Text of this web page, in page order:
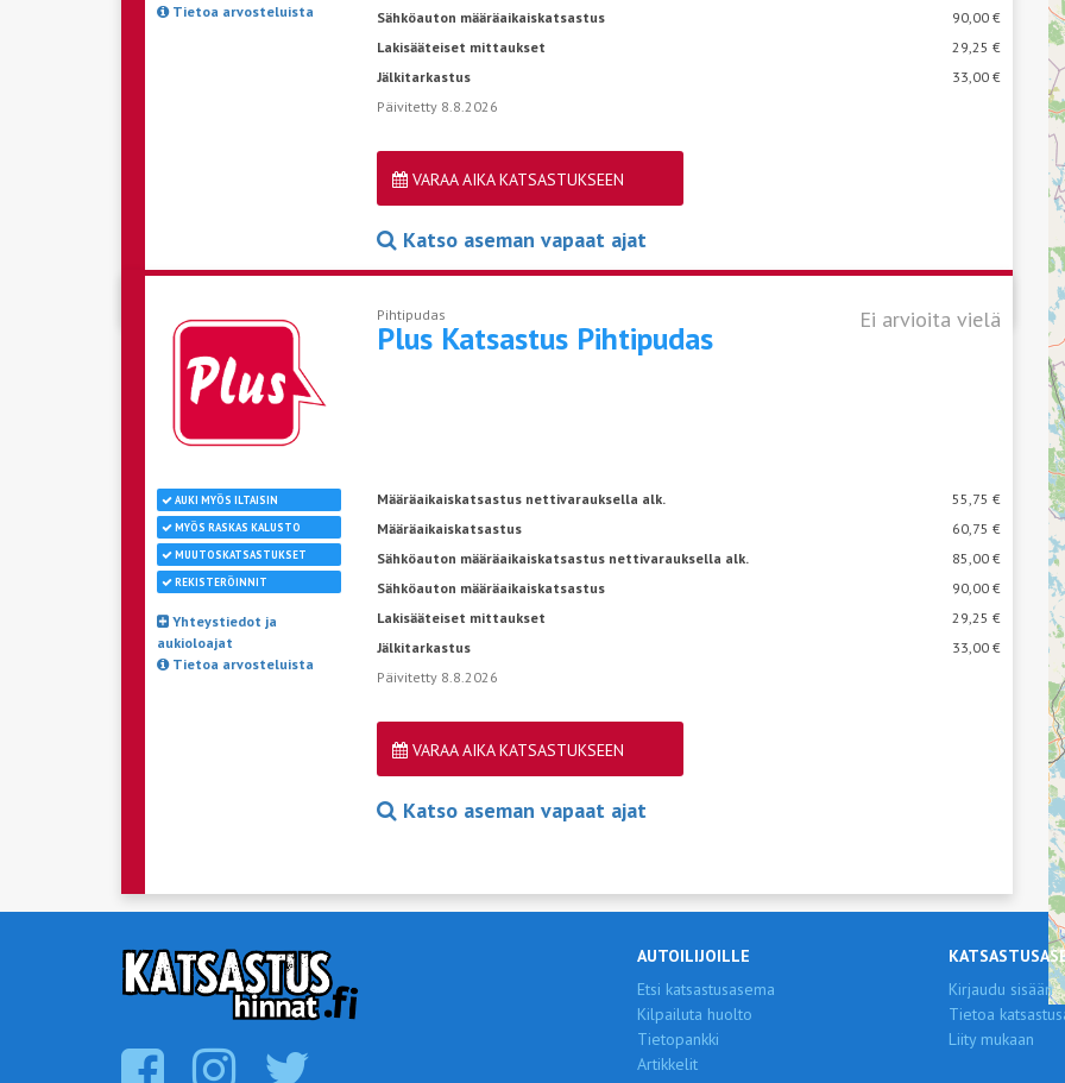
Tietoa arvosteluista
Sähköauton määräaikaiskatsastus
90,00 €
Lakisääteiset mittaukset
29,25 €
Jälkitarkastus
33,00 €
Päivitetty 8.8.2026
VARAA AIKA KATSASTUKSEEN
Katso aseman vapaat ajat
Pihtipudas
Plus Katsastus Pihtipudas Ei arvioita vielä
AUKI MYÖS ILTAISIN
MYÖS RASKAS KALUSTO
MUUTOSKATSASTUKSET
REKISTERÖINNIT
Yhteystiedot ja
aukioloajat
Tietoa arvosteluista
Määräaikaiskatsastus nettivarauksella alk.
55,75 €
Määräaikaiskatsastus
60,75 €
Sähköauton määräaikaiskatsastus nettivarauksella alk.
85,00 €
Sähköauton määräaikaiskatsastus
90,00 €
Lakisääteiset mittaukset
29,25 €
Jälkitarkastus
33,00 €
Päivitetty 8.8.2026
VARAA AIKA KATSASTUKSEEN
Katso aseman vapaat ajat
AUTOILIJOILLE
Etsi katsastusasema
Kilpailuta huolto
Tietopankki
Artikkelit
Kirjaudu sisään
Tietoa
Liity mukaan